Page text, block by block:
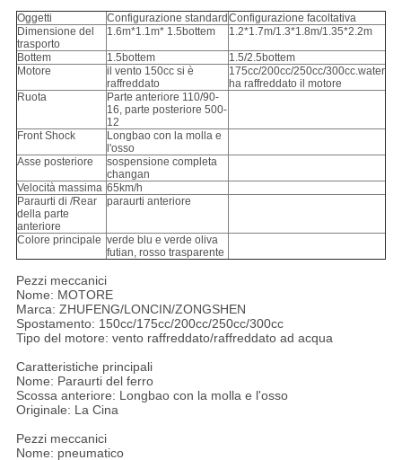
Oggetti Configurazione standard Configurazione facoltativa
Dimensione del
trasporto
1.6m*1.1m* 1.5bottem 1.2*1.7m/1.3*1.8m/1.35*2.2m
Bottem 1.5bottem
1.5/2.5bottem
Motore
il vento 150cc si è
raffreddato
175cc/200cc/250cc/300cc.water
ha raffreddato il motore
Ruota
Parte anteriore 110/90-
16, parte posteriore 500-
12
Front Shock
Longbao con la molla e
l'osso
Asse posteriore
sospensione completa
changan
Velocità massima 65km/h
Paraurti di /Rear
della parte
anteriore
paraurti anteriore
Colore principale verde blu e verde oliva
futian, rosso trasparente
Pezzi meccanici
Nome: MOTORE
Marca: ZHUFENG/LONCIN/ZONGSHEN
Spostamento: 150cc/175cc/200cc/250cc/300cc
Tipo del motore: vento raffreddato/raffreddato ad acqua
Caratteristiche principali
Nome: Paraurti del ferro
Scossa anteriore: Longbao con la molla e l'osso
Originale: La Cina
Pezzi meccanici
Nome: pneumatico